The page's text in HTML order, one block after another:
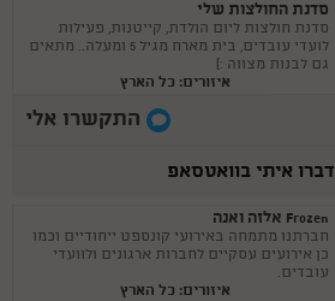
סדנת החולצות שלי
סדנת חולצות ליום הולדת, קייטנות, פעילות
לועדי עובדים, בית מארח מגיל 5 ומעלה.. מתאים
גם לבנות מצווה :)
איזורים: כל הארץ
התקשרו אלי
דברו איתי בוואטסאפ
Frozen אלזה ואנה
חברתנו מתמחה באירועי קונספט ייחודיים וכמו
כן אירועים עסקיים לחברות ארגונים ולוועדי
עובדים.
איזורים: כל הארץ